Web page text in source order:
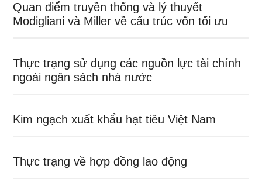
Quan điểm truyền thống và lý thuyết
Modigliani và Miller về cấu trúc vốn tối ưu
Thực trạng sử dụng các nguồn lực tài chính
ngoài ngân sách nhà nước
Kim ngạch xuất khẩu hạt tiêu Việt Nam
Thực trạng về hợp đồng lao động